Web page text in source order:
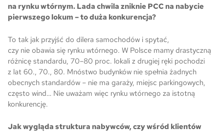
na rynku wtórnym. Lada chwila zniknie PCC na nabycie
pierwszego lokum – to duża konkurencja?
To tak jak przyjść do dilera samochodów i spytać,
czy nie obawia się rynku wtórnego. W Polsce mamy drastyczną
różnicę standardu, 70–80 proc. lokali z drugiej ręki pochodzi
z lat 60., 70., 80. Mnóstwo budynków nie spełnia żadnych
obecnych standardów – nie ma garaży, miejsc parkingowych,
często wind… Nie uważam więc rynku wtórnego za istotną
konkurencję.
Jak wygląda struktura nabywców, czy wśród klientów